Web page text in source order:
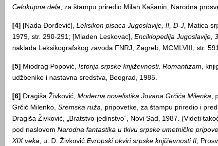
Celokupna dela, za štampu priredio Milan Kašanin, Narodna
[4] [Nada Đorđević], Leksikon pisaca Jugoslavije, II, Đ-J, Matica
1979, str. 290-291; [Mladen Leskovac], Enciklopedija Jugoslavije,
naklada Leksikografskog zavoda FNRJ, Zagreb, MCMLVIII, str.
[5] Miodrag Popović, Istorija srpske književnosti. Romantizam,
udžbenike i nastavna sredstva, Beograd, 1985.
[6] Dragiša Živković, Moderna novelistika Jovana Grčića Milenka,
Grčić Milenko, Sremska ruža, pripovetke, za štampu priredio i
Dragiša Živković, „Bratstvo-jedinstvo”, Novi Sad, 1987. (Videti
pod naslovom Narodna fantastika u tkivu srpske umetničke
XIX veka, u: D. Živković Evropski okviri srpske književnosti II,